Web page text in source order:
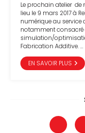
Le prochain atelier de
lieu le 9 mars 2017 à
numérique au service
notamment consacré
simulation/
Fabrication Additive. …
EN SAVOIR PLUS